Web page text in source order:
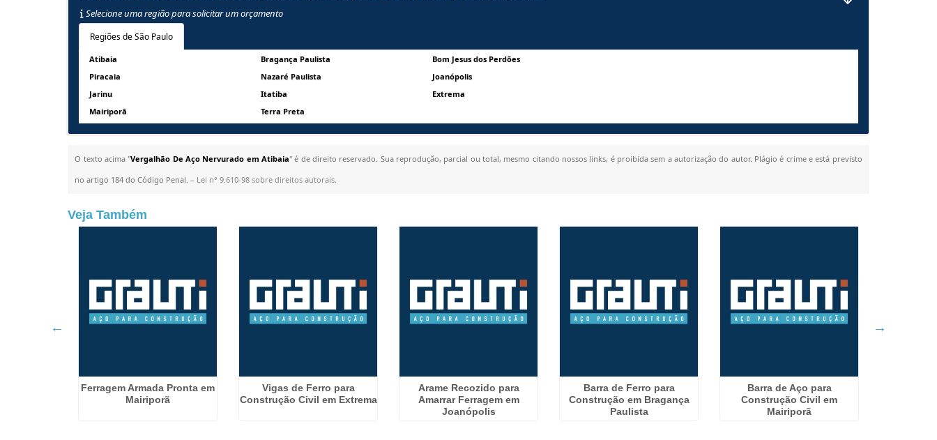
Selecione uma região para solicitar um orçamento
Regiões de São Paulo
Atibaia Bragança Paulista
Bom Jesus dos Perdões
Piracaia
Nazaré Paulista
Joanópolis
Jarinu
Itatiba
Extrema
Mairiporã
Terra Preta
O texto acima "Vergalhão De Aço Nervurado em Atibaia" é de direito reservado. Sua reprodução, parcial ou total, mesmo citando nossos links, é proibida sem a autorização do autor. Plágio é crime e está previsto
no artigo 184 do Código Penal. – Lei n° 9.610-98 sobre direitos autorais.
Veja Também
Ferragem Armada Pronta em
Mairiporã
Vigas de Ferro para
Construção Civil em Extrema
Arame Recozido para
Amarrar Ferragem em
Joanópolis
Barra de Ferro para
Construção em Bragança
Paulista
Barra de Aço para
Construção Civil em
Mairiporã